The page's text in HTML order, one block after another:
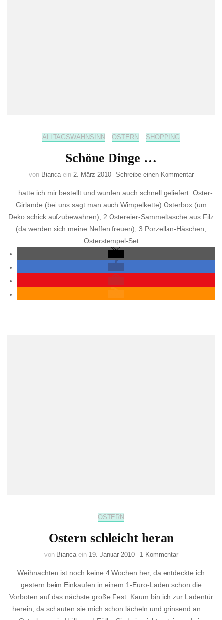
ALLTAGSWAHNSINN OSTERN SHOPPING
Schöne Dinge …
von Bianca ein 2. März 2010 Schreibe einen Kommentarzu
Dinge
…
… hatte ich mir bestellt und wurden auch schnell geliefert. Oster-
Girlande (bei uns sagt man auch Wimpelkette) Osterbox (um
Deko schick aufzubewahren), 2 Ostereier-Sammeltasche aus Filz
(da werden sich meine Neffen freuen), 3 Porzellan-Häschen,
Osterstempel-Set
OSTERN
Ostern schleicht heran
von Bianca ein 19. Januar 2010 1 Kommentarzu
schleicht
heran
Weihnachten ist noch keine 4 Wochen her, da entdeckte ich
gestern beim Einkaufen in einem 1-Euro-Laden schon die
Vorboten auf das nächste große Fest. Kaum bin ich zur Ladentür
herein, da schauten sie mich schon lächeln und grinsend an …